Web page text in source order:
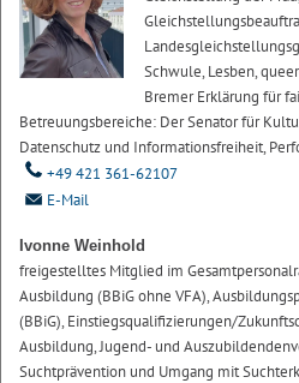
Schwule, Lesben,
Bremer Erklärung für
Betreuungsbereiche: Der Senator für
Datenschutz und Informationsfreiheit,
+49 421 361-62107
E-Mail
Ivonne Weinhold
freigestelltes Mitglied im
Ausbildung (BBiG ohne VFA),
(BBiG), Einstiegsqualifizierungen/
Ausbildung, Jugend- und
Suchtprävention und Umgang mit